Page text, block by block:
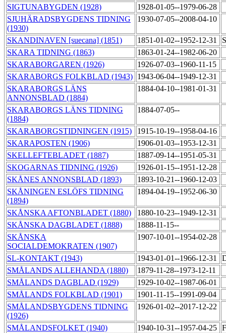
SIGTUNABYGDEN (1928)
1928-01-05--1979-06-28
SJUHÄRADSBYGDENS TIDNING
(1930)
1930-07-05--2008-04-10
SKANDINAVEN [suecana] (1851) 1851-01-02--1952-12-31
SKARA TIDNING (1863)
1863-01-24--1982-06-20
SKARABORGAREN (1926)
1926-07-03--1960-11-15
SKARABORGS FOLKBLAD (1943) 1943-06-04--1949-12-31
SKARABORGS LÄNS
ANNONSBLAD (1884)
1884-04-10--1981-01-31
SKARABORGS LÄNS TIDNING
(1884)
1884-07-05--
SKARABORGSTIDNINGEN (1915)
1915-10-19--1958-04-16
SKARAPOSTEN (1906)
1906-01-03--1953-12-31
SKELLEFTEBLADET (1887)
1887-09-14--1951-05-31
SKOGARNAS TIDNING (1926)
1926-01-15--1951-12-28
SKÅNES ANNONSBLAD (1893)
1893-10-21--1960-12-03
SKÅNINGEN ESLÖFS TIDNING
(1894)
1894-04-19--1952-06-30
SKÅNSKA AFTONBLADET (1880)
1880-10-23--1949-12-31
SKÅNSKA DAGBLADET (1888)
1888-11-15--
SKÅNSKA
SOCIALDEMOKRATEN (1907)
1907-10-01--1954-02-28
SL-KONTAKT (1943) 1943-01-01--1966-12-31
SMÅLANDS ALLEHANDA (1880)
1879-11-28--1973-12-11
SMÅLANDS DAGBLAD (1929)
1929-10-02--1987-06-01
SMÅLANDS FOLKBLAD (1901)
1901-11-15--1991-09-04
SMÅLANDSBYGDENS TIDNING
(1926)
1926-01-02--2017-12-22
SMÅLANDSFOLKET (1940) 1940-10-31--1957-04-25